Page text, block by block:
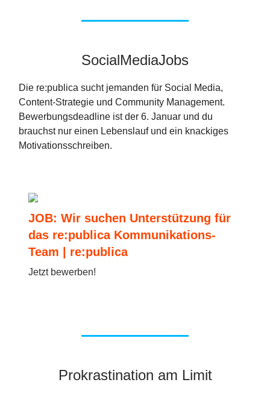
SocialMediaJobs
Die re:publica sucht jemanden für Social Media,
Content-Strategie und Community Management.
Bewerbungsdeadline ist der 6. Januar und du
brauchst nur einen Lebenslauf und ein knackiges
Motivationsschreiben.
JOB: Wir suchen Unterstützung für
das re:publica Kommunikations-
Team | re:publica
Jetzt bewerben!
Prokrastination am Limit